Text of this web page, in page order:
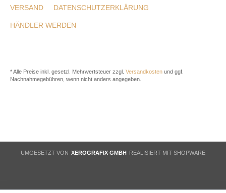
VERSAND DATENSCHUTZERKLÄRUNG
HÄNDLER WERDEN
* Alle Preise inkl. gesetzl. Mehrwertsteuer zzgl. Versandkosten und ggf.
Nachnahmegebühren, wenn nicht anders angegeben.
UMGESETZT VON XEROGRAFIX GMBH REALISIERT MIT SHOPWARE